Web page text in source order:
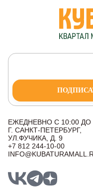
ЕЖЕДНЕВНО С 10:00 ДО
Г. САНКТ-ПЕТЕРБУРГ,
УЛ.ФУЧИКА, Д. 9
+7 812 244-10-00